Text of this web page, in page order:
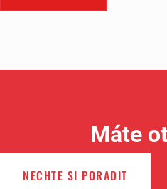
Máte
NECHTE SI PORADIT